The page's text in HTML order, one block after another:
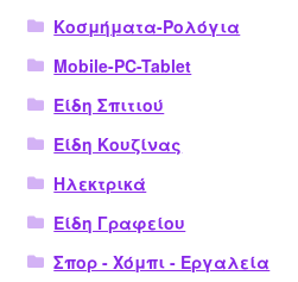
Κοσμήματα-Ρολόγια
Mobile-PC-Tablet
Είδη Σπιτιού
Είδη Κουζίνας
Ηλεκτρικά
Είδη Γραφείου
Σπορ - Χόμπι - Εργαλεία